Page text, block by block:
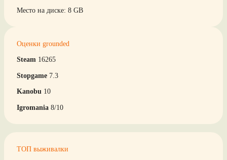
Место на диске: 8 GB
Оценки grounded
Steam 16265
Stopgame 7.3
Kanobu 10
Igromania 8/10
ТОП выживалки